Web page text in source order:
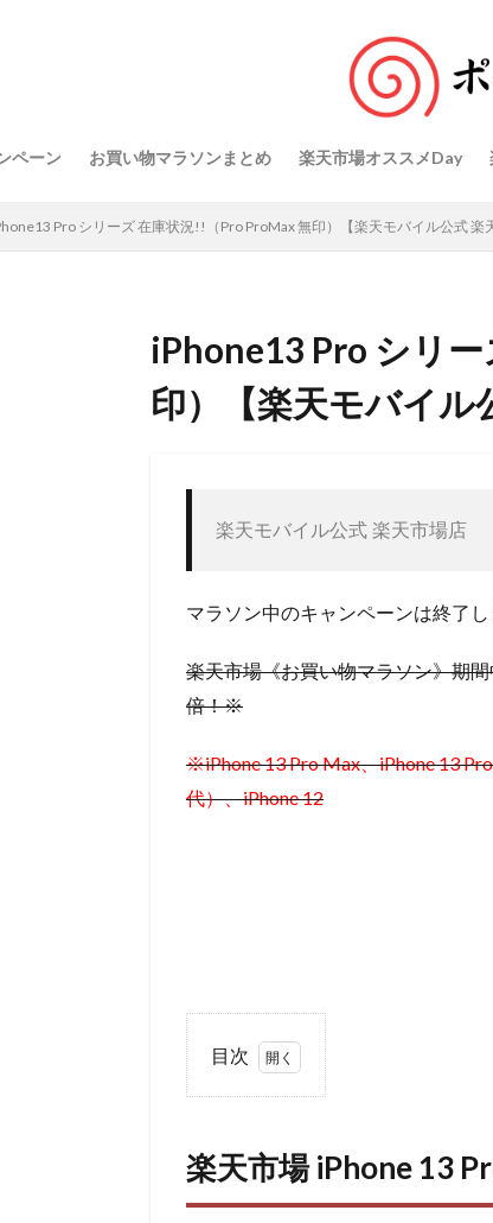
ペーン お買い物マラソンまとめ 楽天市場オススメDay
Pro シリーズ 在庫状況!!（Pro ProMax 無印）【楽天モバイル公式 楽
iPhone13 Pro シリ
印）【楽天モバイル
楽天モバイル公式 楽天市場店
マラソン中のキャンペーンは終了し
楽天市場《お買い物マラソン》期
倍！※
※iPhone 13 Pro Max、iPhone 13
代）、iPhone 12
目次
13 Pro
楽天市場 iPhone 13